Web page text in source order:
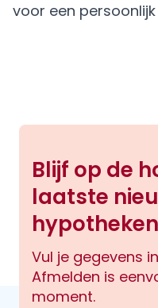
voor een
Blijf op de
laatste
Vul je gegevens
Afmelden is
moment.